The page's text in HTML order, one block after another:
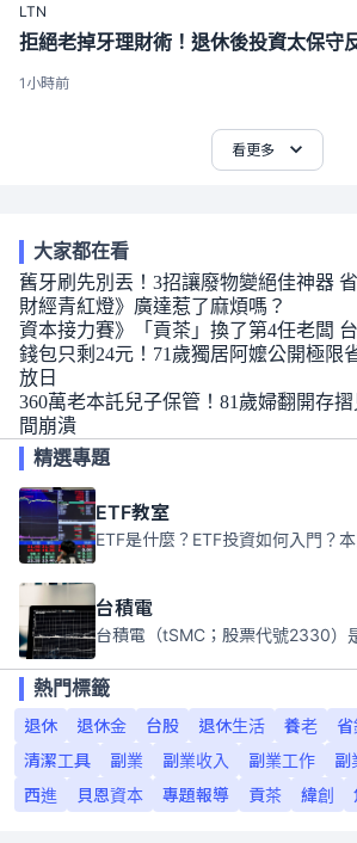
LTN
1小時前
看更多
大家都在看
舊牙刷先別丟！3招讓廢物變絕佳神器
財經青紅燈》廣達惹了麻煩嗎？
資本接力賽》「貢茶」換了第4任老闆
錢包只剩24元！71歲獨居阿嬤公開極限
放日
360萬老本託兒子保管！81歲婦翻開存
間崩潰
精選專題
ETF教室
台積電
熱門標籤
退休
退休金 台股 退休生活 養老
清潔工具
副業 副業收入 副業工作 副
西進
貝恩資本 專題報導 貢茶 緯創